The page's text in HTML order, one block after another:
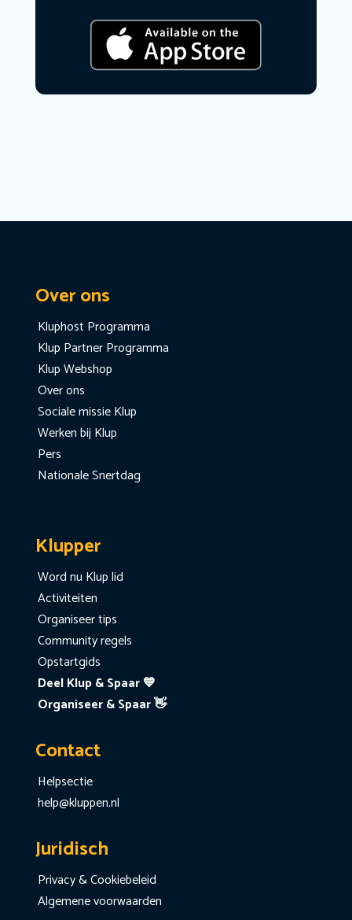
Over ons
Kluphost Programma
Klup Partner Programma
Klup Webshop
Over ons
Sociale missie Klup
Werken bij Klup
Pers
Nationale Snertdag
Klupper
Word nu Klup lid
Activiteiten
Organiseer tips
Community regels
Opstartgids
Deel Klup & Spaar 💙
Organiseer & Spaar 👋
Contact
Helpsectie
help@kluppen.nl
Juridisch
Privacy & Cookiebeleid
Algemene voorwaarden